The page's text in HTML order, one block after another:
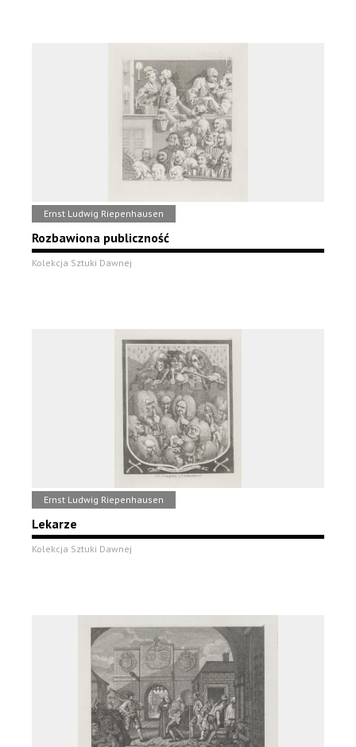
Ernst Ludwig Riepenhausen
Rozbawiona publiczność
Kolekcja Sztuki Dawnej
Ernst Ludwig Riepenhausen
Lekarze
Kolekcja Sztuki Dawnej